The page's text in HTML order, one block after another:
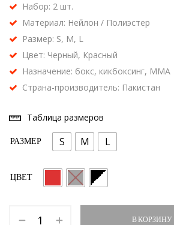
Набор: 2 шт.
Материал: Нейлон / Полиэстер
Размер: S, M, L
Цвет: Черный, Красный
Назначение: бокс, кикбоксинг, MMA
Страна-производитель: Пакистан
Таблица размеров
РАЗМЕР S M L
ЦВЕТ
В КОРЗИНУ